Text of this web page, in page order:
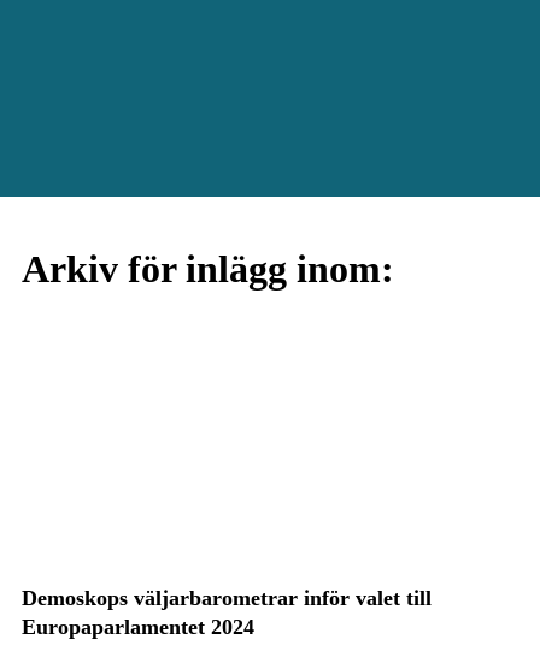
Arkiv för inlägg inom:
Demoskops väljarbarometrar inför valet till
Europaparlamentet 2024